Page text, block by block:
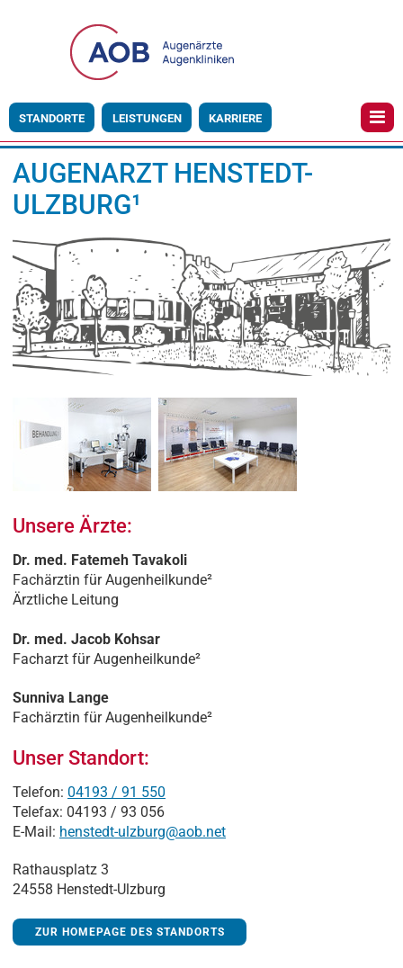
STANDORTE LEISTUNGEN KARRIERE
AUGENARZT HENSTEDT-
ULZBURG¹
Unsere Ärzte:
Dr. med. Fatemeh Tavakoli
Fachärztin für Augenheilkunde²
Ärztliche Leitung
Dr. med. Jacob Kohsar
Facharzt für Augenheilkunde²
Sunniva Lange
Fachärztin für Augenheilkunde²
Unser Standort:
Telefon: 04193 / 91 550
Telefax: 04193 / 93 056
E-Mail: henstedt-ulzburg@aob.net
Rathausplatz 3
24558 Henstedt-Ulzburg
ZUR HOMEPAGE DES STANDORTS